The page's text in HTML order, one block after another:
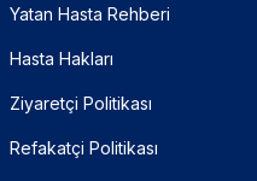
Yatan Hasta Rehberi
Hasta Hakları
Ziyaretçi Politikası
Refakatçi Politikası